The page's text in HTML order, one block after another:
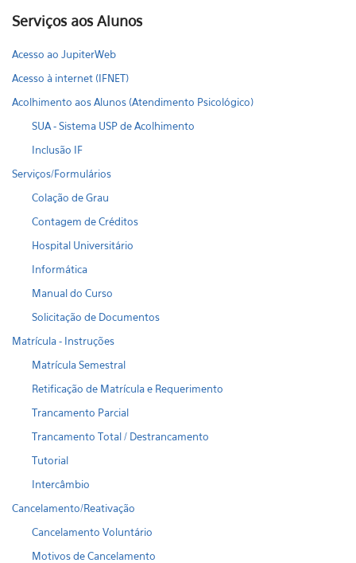
Serviços aos Alunos
Acesso ao JupiterWeb
Acesso à internet (IFNET)
Acolhimento aos Alunos (Atendimento Psicológico)
SUA - Sistema USP de Acolhimento
Inclusão IF
Serviços/Formulários
Colação de Grau
Contagem de Créditos
Hospital Universitário
Informática
Manual do Curso
Solicitação de Documentos
Matrícula - Instruções
Matrícula Semestral
Retificação de Matrícula e Requerimento
Trancamento Parcial
Trancamento Total / Destrancamento
Tutorial
Intercâmbio
Cancelamento/Reativação
Cancelamento Voluntário
Motivos de Cancelamento